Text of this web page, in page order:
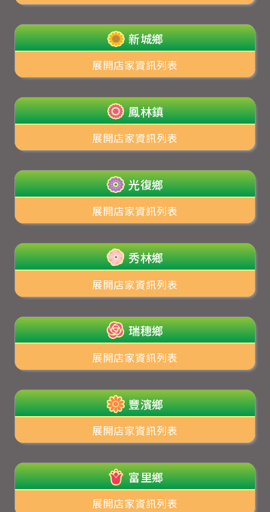
新城鄉
展開店家資訊列表
鳳林鎮
展開店家資訊列表
光復鄉
展開店家資訊列表
秀林鄉
展開店家資訊列表
瑞穗鄉
展開店家資訊列表
豐濱鄉
展開店家資訊列表
富里鄉
展開店家資訊列表